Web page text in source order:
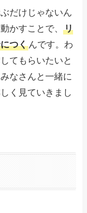
だけじゃないん
かすことで、リ
つくんです。わ
てもらいたいと
なさんと一緒に
く見ていきまし